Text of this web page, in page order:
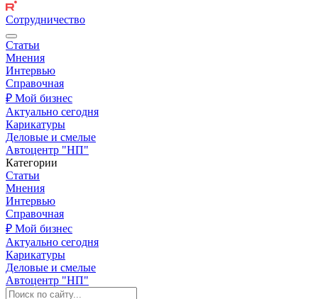
Сотрудничество
Статьи
Мнения
Интервью
Справочная
₽ Мой бизнес
Актуально сегодня
Карикатуры
Деловые и смелые
Автоцентр "НП"
Категории
Статьи
Мнения
Интервью
Справочная
₽ Мой бизнес
Актуально сегодня
Карикатуры
Деловые и смелые
Автоцентр "НП"